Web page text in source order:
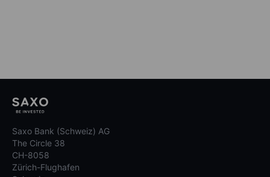
Saxo Bank (Schweiz) AG
The Circle 38
CH-8058
Zürich-Flughafen